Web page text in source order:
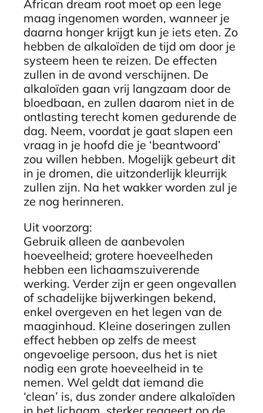
African dream root moet op een lege
maag ingenomen worden, wanneer je
daarna honger krijgt kun je iets eten. Zo
hebben de alkaloïden de tijd om door je
systeem heen te reizen. De effecten
zullen in de avond verschijnen. De
alkaloïden gaan vrij langzaam door de
bloedbaan, en zullen daarom niet in de
ontlasting terecht komen gedurende de
dag. Neem, voordat je gaat slapen een
vraag in je hoofd die je ‘beantwoord’
zou willen hebben. Mogelijk gebeurt dit
in je dromen, die uitzonderlijk kleurrijk
zullen zijn. Na het wakker worden zul je
ze nog herinneren.
Uit voorzorg:
Gebruik alleen de aanbevolen
hoeveelheid; grotere hoeveelheden
hebben een lichaamszuiverende
werking. Verder zijn er geen ongevallen
of schadelijke bijwerkingen bekend,
enkel overgeven en het legen van de
maaginhoud. Kleine doseringen zullen
effect hebben op zelfs de meest
ongevoelige persoon, dus het is niet
nodig een grote hoeveelheid in te
nemen. Wel geldt dat iemand die
‘clean’ is, dus zonder andere alkaloïden